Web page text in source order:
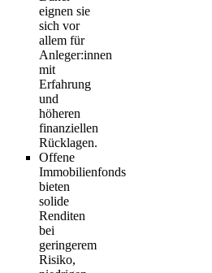
eignen sie
sich vor
allem für
Anleger:innen
mit
Erfahrung
und
höheren
finanziellen
Rücklagen.
Offene
Immobilienfonds
bieten
solide
Renditen
bei
geringerem
Risiko,